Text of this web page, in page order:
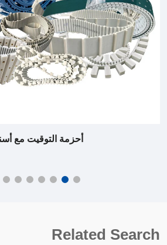
أحزمة التوقيت مع
Related Search